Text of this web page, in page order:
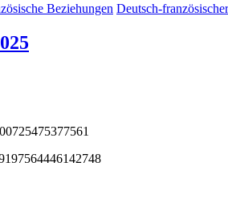
Beziehungen Deutsch-